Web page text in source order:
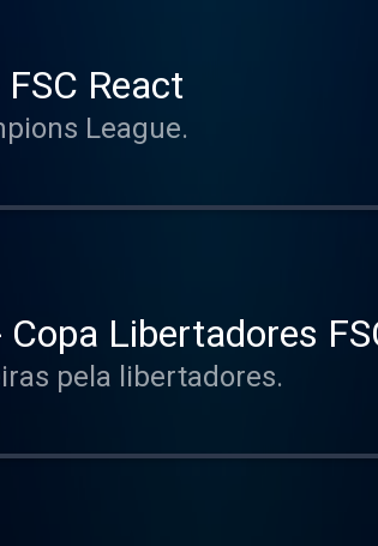
React
League.
Libertadores
pela libertadores.